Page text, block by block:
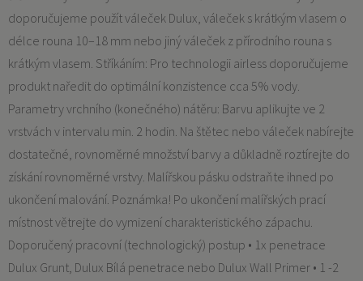
doporučujeme použít váleček Dulux, váleček s krátkým vlasem o
délce rouna 10–18 mm nebo jiný váleček z přírodního rouna s
krátkým vlasem. Stříkáním: Pro technologii airless doporučujeme
produkt naředit do optimální konzistence cca 5% vody.
Parametry vrchního (konečného) nátěru: Barvu aplikujte ve 2
vrstvách v intervalu min. 2 hodin. Na štětec nebo váleček nabírejte
dostatečné, rovnoměrné množství barvy a důkladně roztírejte do
získání rovnoměrné vrstvy. Malířskou pásku odstraňte ihned po
ukončení malování. Poznámka! Po ukončení malířských prací
místnost větrejte do vymizení charakteristického zápachu.
Doporučený pracovní (technologický) postup • 1x penetrace
Dulux Grunt, Dulux Bílá penetrace nebo Dulux Wall Primer • 1 -2